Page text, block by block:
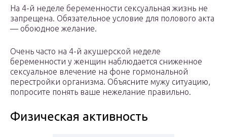
На 4-й неделе беременности сексуальная жизнь не
запрещена. Обязательное условие для полового акта
— обоюдное желание.
Очень часто на 4-й акушерской неделе
беременности у женщин наблюдается сниженное
сексуальное влечение на фоне гормональной
перестройки организма. Объясните мужу ситуацию,
попросите понять ваше нежелание правильно.
Физическая активность